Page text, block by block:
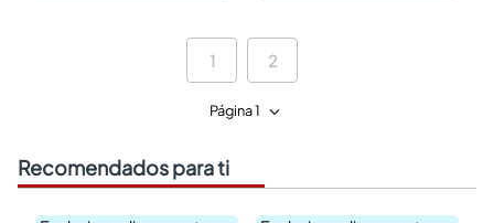
1 2
Página 1
Recomendados para ti